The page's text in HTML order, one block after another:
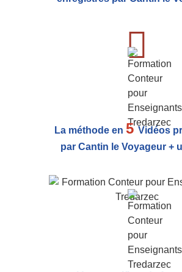
La méthode en 5Vidéos
par Cantin le Voyageur +